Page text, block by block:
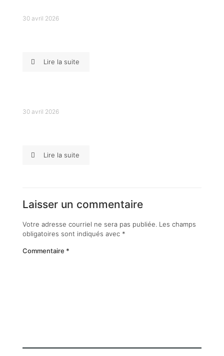
30 avril 2026
Lire la suite
30 avril 2026
Lire la suite
Laisser un commentaire
Votre adresse courriel ne sera pas publiée. Les champs
obligatoires sont indiqués avec *
Commentaire *